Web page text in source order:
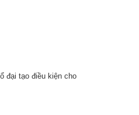
đại tạo điều kiện cho